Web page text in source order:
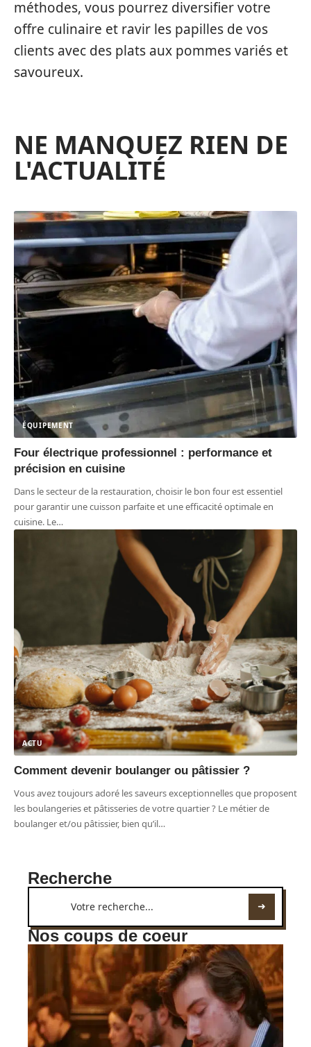
méthodes, vous pourrez diversifier votre
offre culinaire et ravir les papilles de vos
clients avec des plats aux pommes variés et
savoureux.
NE MANQUEZ RIEN DE
L'ACTUALITÉ
ÉQUIPEMENT
Four électrique professionnel : performance et
précision en cuisine
Dans le secteur de la restauration, choisir le bon four est essentiel
pour garantir une cuisson parfaite et une efficacité optimale en
cuisine. Le…
ACTU
Comment devenir boulanger ou pâtissier ?
Vous avez toujours adoré les saveurs exceptionnelles que proposent
les boulangeries et pâtisseries de votre quartier ? Le métier de
boulanger et/ou pâtissier, bien qu’il…
Recherche
Nos coups de coeur